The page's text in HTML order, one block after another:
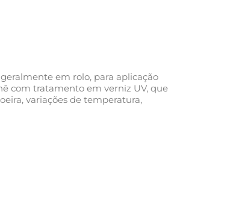
em rolo, para aplicação
com tratamento em verniz UV, que
variações de temperatura,